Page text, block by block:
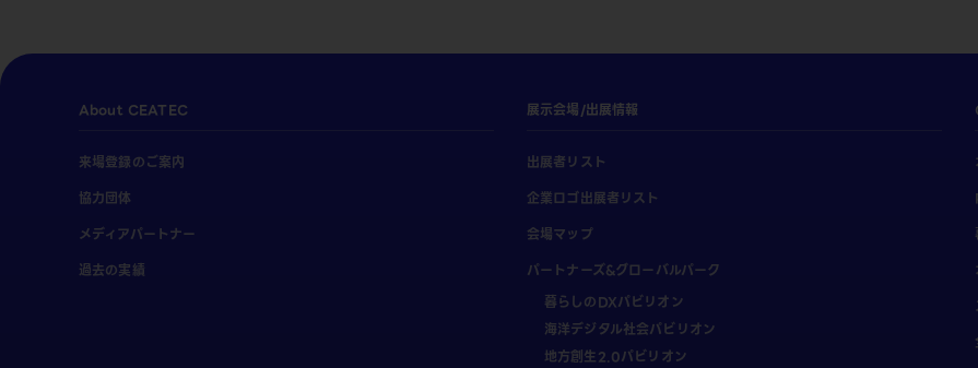
About CEATEC
来場登録のご案内
協力団体
メディアパートナー
過去の実績
展示会場/出展情報
出展者リスト
企業ロゴ出展者リスト
会場マップ
パートナーズ&グローバルパーク
暮らしのDXパビリオン
海洋デジタル社会パビリオン
地方創生2.0パビリオン